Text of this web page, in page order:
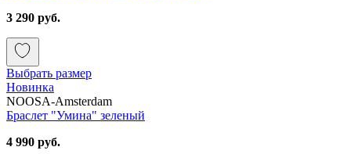
3 290 руб.
Выбрать размер
Новинка
NOOSA-Amsterdam
Браслет "Умина" зеленый
4 990 руб.